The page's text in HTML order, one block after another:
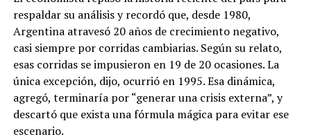
respaldar su análisis y recordó que, desde 1980,
Argentina atravesó 20 años de crecimiento negativo,
casi siempre por corridas cambiarias. Según su relato,
esas corridas se impusieron en 19 de 20 ocasiones. La
única excepción, dijo, ocurrió en 1995. Esa dinámica,
agregó, terminaría por “generar una crisis externa”, y
descartó que exista una fórmula mágica para evitar ese
escenario.